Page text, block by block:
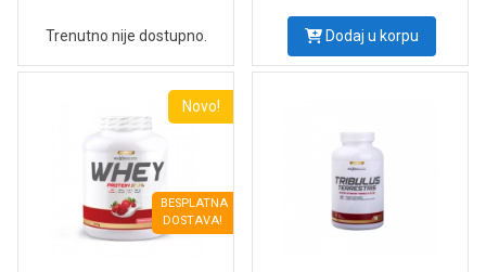
Trenutno nije dostupno. Dodaj u korpu
BESPLATNA
DOSTAVA!
Novo!